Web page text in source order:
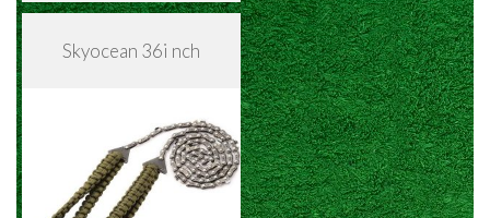
Skyocean 36i nch